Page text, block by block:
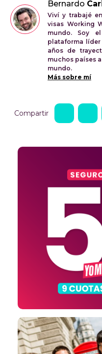
Bernardo
Viví y trabajé
visas Working
mundo. Soy
plataforma líder
años de
muchos países
mundo.
Más sobre mí
Compartir